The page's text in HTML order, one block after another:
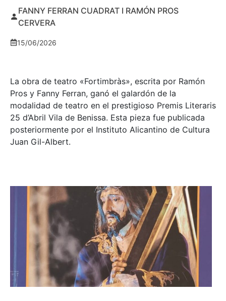
FANNY FERRAN CUADRAT I RAMÓN PROS
CERVERA
15/06/2026
La obra de teatro «Fortimbràs», escrita por Ramón
Pros y Fanny Ferran, ganó el galardón de la
modalidad de teatro en el prestigioso Premis Literaris
25 d’Abril Vila de Benissa. Esta pieza fue publicada
posteriormente por el Instituto Alicantino de Cultura
Juan Gil-Albert.